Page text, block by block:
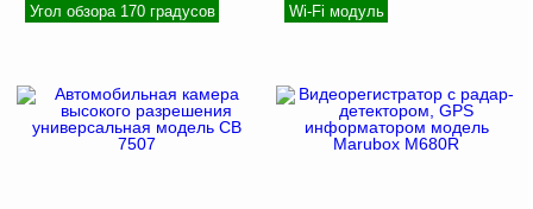
Угол обзора 170 градусов Wi-Fi модуль